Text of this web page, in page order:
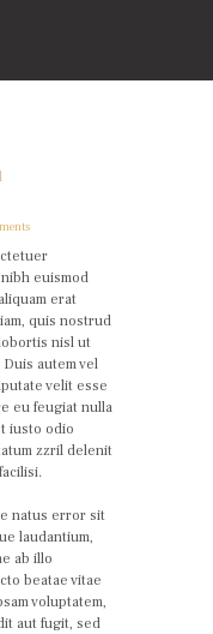
euismod
erat
quis nostrud
nisl ut
autem vel
velit esse
eu feugiat nulla
iusto odio
zzril delenit
natus error sit
laudantium,
ab illo
beatae vitae
voluptatem,
aut fugit, sed